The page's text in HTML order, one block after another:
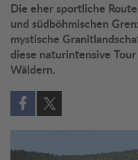
Die eher sportliche
und südböhmischen
mystische
diese naturintensive
Wäldern.
Auf Facebook teilen (öffnet
Auf X teilen (öffnet